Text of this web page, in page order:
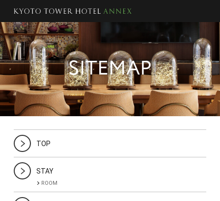
SITEMAP
TOP
STAY
ROOM